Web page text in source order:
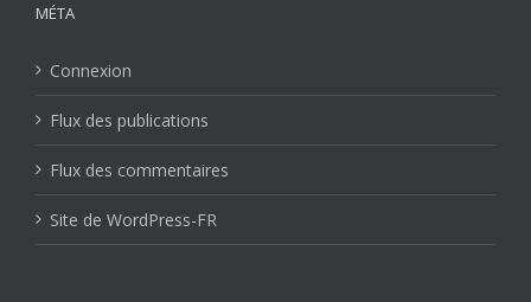
MÉTA
Connexion
Flux des publications
Flux des commentaires
Site de WordPress-FR